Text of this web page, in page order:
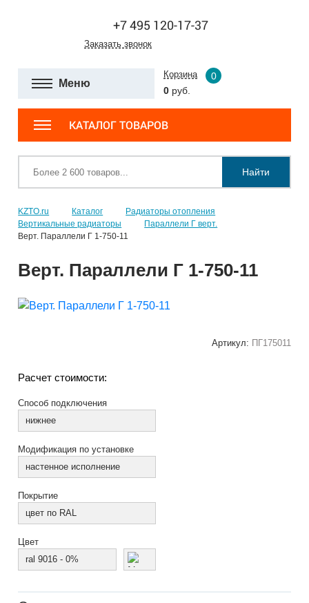
+7 495 120-17-37
Заказать звонок
Меню
Корзина
0
0 руб.
КАТАЛОГ ТОВАРОВ
Найти
KZTO.ru Каталог
Радиаторы отопления
Вертикальные радиаторы
Параллели Г верт.
Верт. Параллели Г 1-750-11
Верт. Параллели Г 1-750-11
Артикул: ПГ175011
Расчет стоимости:
Способ подключения
нижнее
Модификация по установке
настенное исполнение
Покрытие
цвет по RAL
Цвет
ral 9016 - 0%